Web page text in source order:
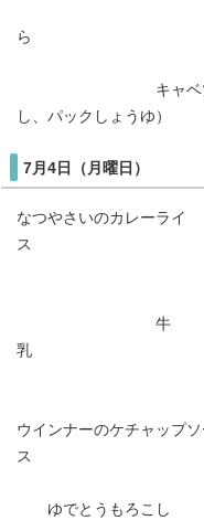
ちくわ
キャベツともや
し、パックしょうゆ）
7月4日（月曜日）
なつやさいのカレーライ
牛
ウインナーのケチャップソ
ゆでとうもろこし